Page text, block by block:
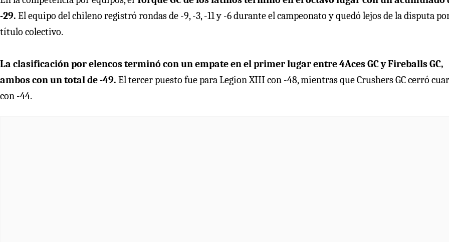
-29. El equipo del chileno registró rondas de -9, -3, -11 y -6 durante el campeonato y quedó lejos de la disputa
título colectivo.
La clasificación por elencos terminó con un empate en el primer lugar entre 4Aces GC y Fireballs GC,
ambos con un total de -49. El tercer puesto fue para Legion XIII con -48, mientras que Crushers GC cerró
con -44.